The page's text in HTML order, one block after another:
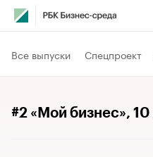
Все выпуски Спецпроект
#2 «Мой бизнес»,